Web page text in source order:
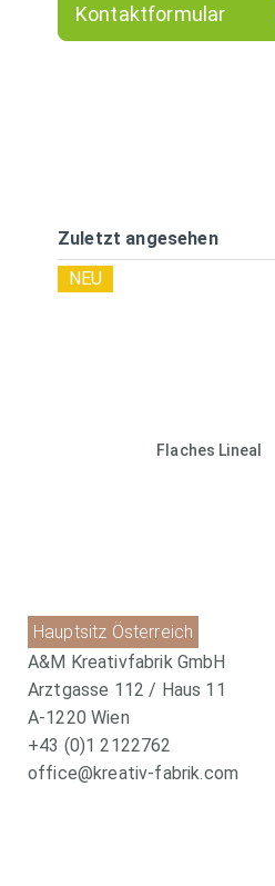
Kontaktformular
Zuletzt angesehen
Flaches Lineal
NEU
Hauptsitz Österreich
A&M Kreativfabrik GmbH
Arztgasse 112 / Haus 11
A-1220 Wien
+43 (0)1 2122762
office@kreativ-fabrik.com